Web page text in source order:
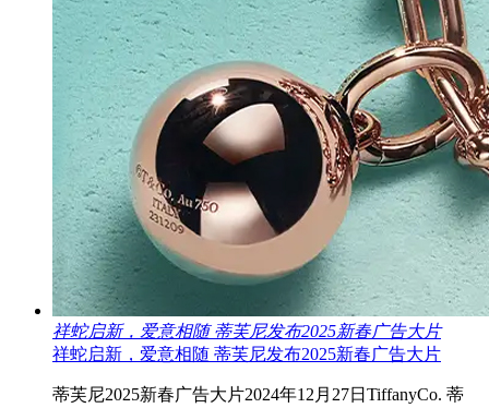
祥蛇启新，爱意相随 蒂芙尼发布2025新春广告大片
祥蛇启新，爱意相随 蒂芙尼发布2025新春广告大片
蒂芙尼2025新春广告大片2024年12月27日TiffanyCo. 蒂